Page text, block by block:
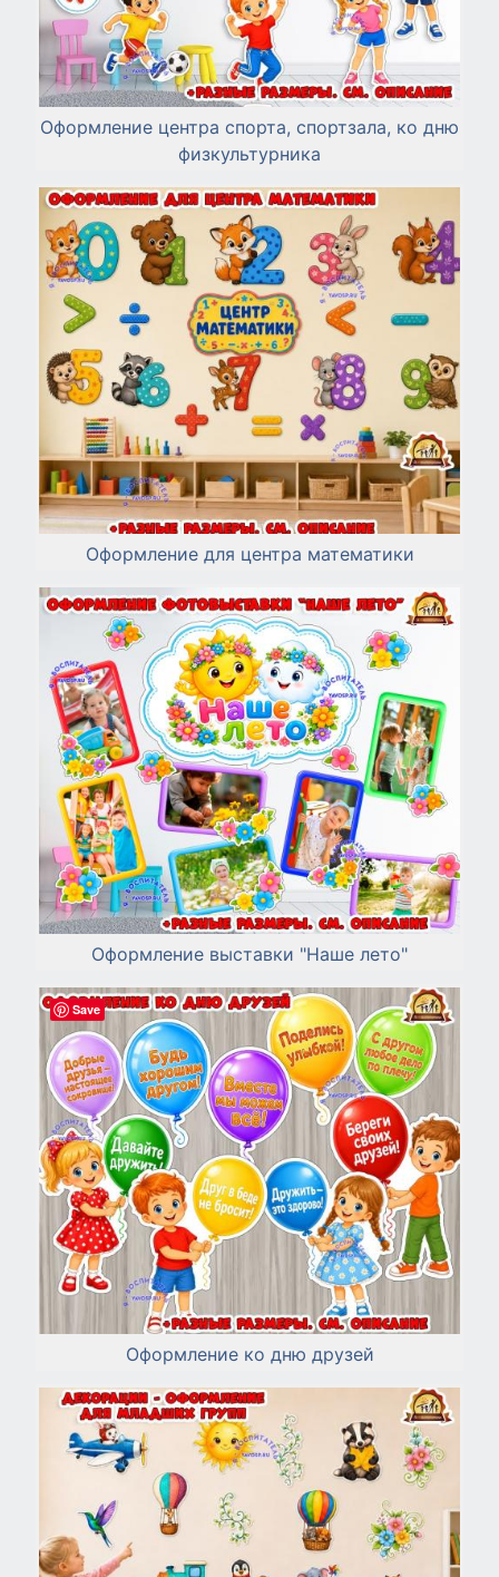
Оформление центра спорта, спортзала, ко дню
физкультурника
Оформление для центра математики
Оформление выставки "Наше лето"
Оформление ко дню друзей
Save